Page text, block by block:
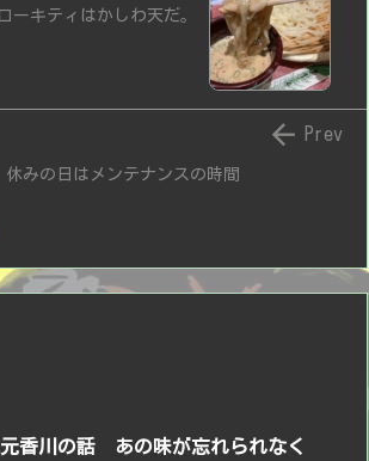
ーキティはかしわ天だ。
休みの日はメンテナンスの時間
 Prev
香川の話 あの味が忘れられなく